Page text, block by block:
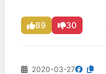
89 30
2020-03-27